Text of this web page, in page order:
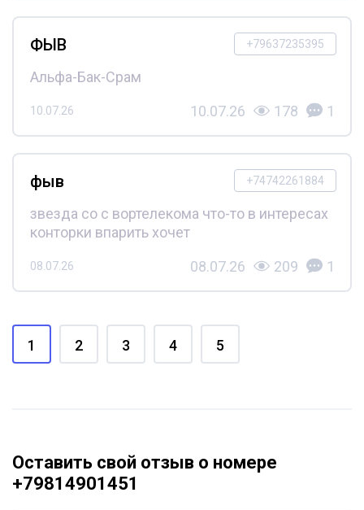
+79637235395
ФЫВ
Альфа-Бак-Срам
10.07.26 10.07.26 178 1
+74742261884
фыв
звезда со с вортелекома что-то в интересах
конторки впарить хочет
08.07.26 08.07.26 209 1
1 2 3 4 5
Оставить свой отзыв о номере
+79814901451